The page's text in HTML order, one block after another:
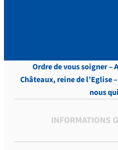
Ordre de vous soigner –
Châteaux, reine de l’Eglise
nous
INFORMATIONS